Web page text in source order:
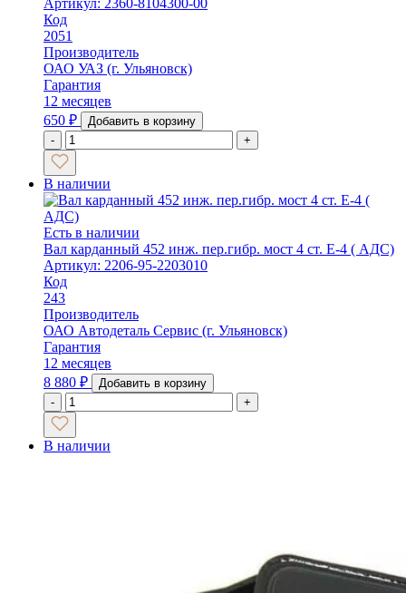
Код
2051
Производитель
ОАО УАЗ (г. Ульяновск)
Гарантия
12 месяцев
650 ₽
Добавить в корзину
-
+
В наличии
Есть в наличии
Вал карданный 452 инж. пер.гибр. мост 4 ст. Е-4 ( АДС)
Артикул: 2206-95-2203010
Код
243
Производитель
ОАО Автодеталь Сервис (г. Ульяновск)
Гарантия
12 месяцев
8 880 ₽
Добавить в корзину
-
+
В наличии